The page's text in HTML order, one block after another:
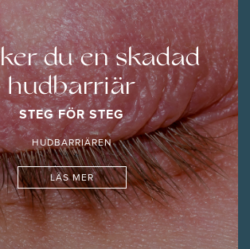
du en skadad
hudbarriär
STEG FÖR STEG
HUDBARRIÄREN
LÄS MER